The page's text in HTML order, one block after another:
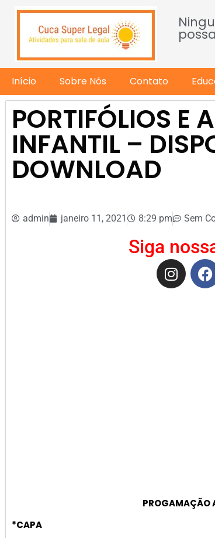
Início Sobre Nós Contato
PORTIFÓLIOS E
INFANTIL –
DOWNLOAD
admin janeiro 11, 2021 8:29 pm Sem
Siga
PROGAMAÇÃO
*CAPA